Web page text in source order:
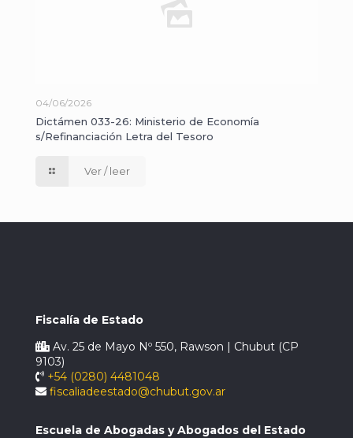
04/06/2026
Dictámen 033-26: Ministerio de Economía
s/Refinanciación Letra del Tesoro
Ver / leer
Fiscalía de Estado
Av. 25 de Mayo Nº 550, Rawson | Chubut (CP
9103)
+54 (0280) 4481048
fiscaliadeestado@chubut.gov.ar
Escuela de Abogadas y Abogados del Estado